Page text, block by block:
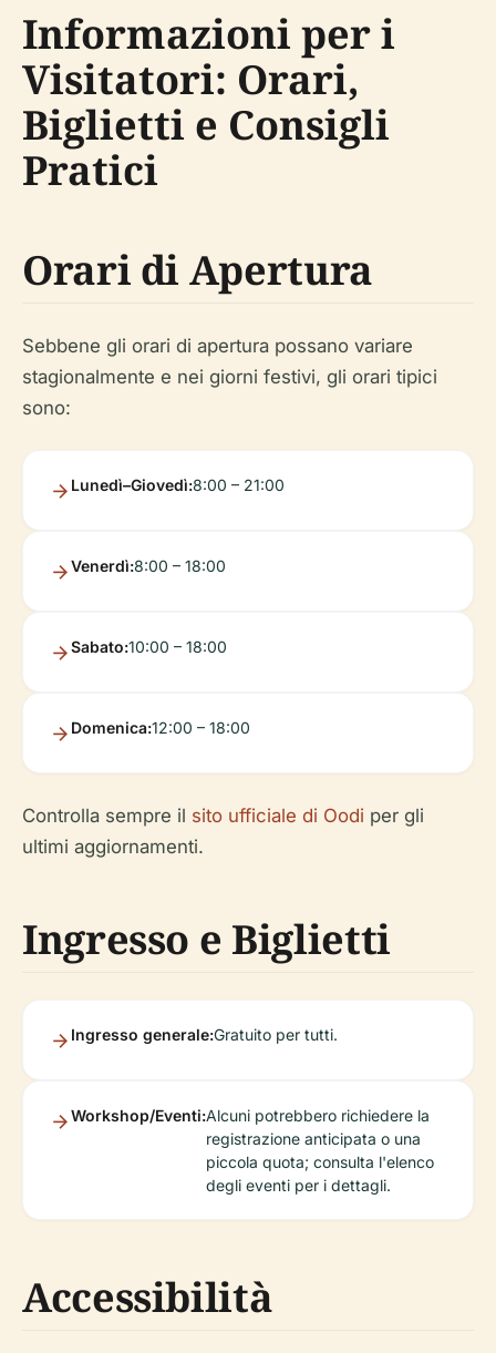
Informazioni per i
Visitatori: Orari,
Biglietti e Consigli
Pratici
Orari di Apertura
Sebbene gli orari di apertura possano variare
stagionalmente e nei giorni festivi, gli orari tipici
sono:
Lunedì–Giovedì:8:00 – 21:00
Venerdì:8:00 – 18:00
Sabato:10:00 – 18:00
Domenica:12:00 – 18:00
Controlla sempre il sito ufficiale di Oodi per gli
ultimi aggiornamenti.
Ingresso e Biglietti
Ingresso generale:Gratuito per tutti.
Workshop/Eventi:Alcuni potrebbero richiedere la
registrazione anticipata o una
piccola quota; consulta l'elenco
degli eventi per i dettagli.
Accessibilità